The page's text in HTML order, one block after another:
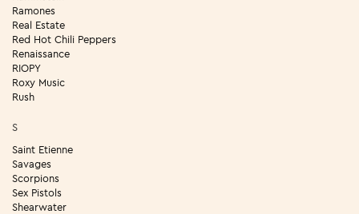
Ramones
Real Estate
Red Hot Chili Peppers
Renaissance
RIOPY
Roxy Music
Rush
S
Saint Etienne
Savages
Scorpions
Sex Pistols
Shearwater